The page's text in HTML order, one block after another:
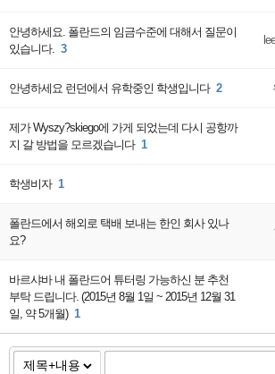
안녕하세요. 폴란드의 임금수준에 대해서 질문이
있습니다. 3
안녕하세요 런던에서 유학중인 학생입니다 2
제가 Wyszy?skiego에 가게 되었는데 다시 공항까
지 갈 방법을 모르겠습니다 1
학생비자 1
폴란드에서 해외로 택배 보내는 한인 회사 있나
요?
바르샤바 내 폴란드어 튜터링 가능하신 분 추천
부탁 드립니다. (2015년 8월 1일 ~ 2015년 12월 31
일, 약 5개월) 1